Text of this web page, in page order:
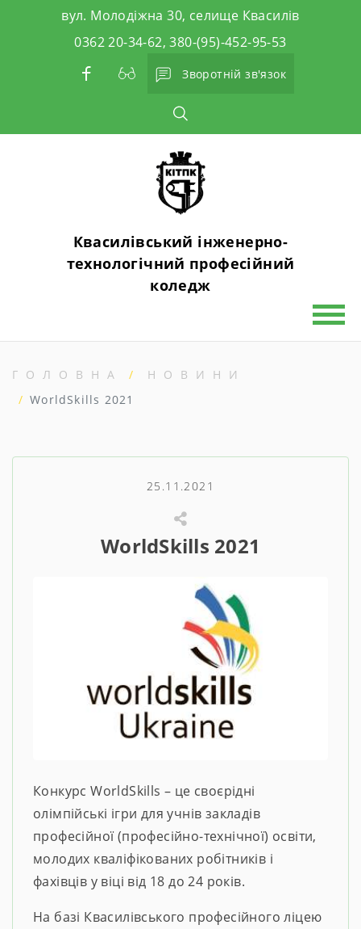
вул. Молодіжна 30, селище Квасилів
0362 20-34-62, 380-(95)-452-95-53
Зворотній зв'язок
Квасилівський інженерно-
технологічний професійний
коледж
ГОЛОВНА
НОВИНИ
WorldSkills 2021
25.11.2021
WorldSkills 2021
Конкурс WorldSkills – це своєрідні
олімпійські ігри для учнів закладів
професійної (професійно-технічної) освіти,
молодих кваліфікованих робітників і
фахівців у віці від 18 до 24 років.
На базі Квасилівського професійного ліцею